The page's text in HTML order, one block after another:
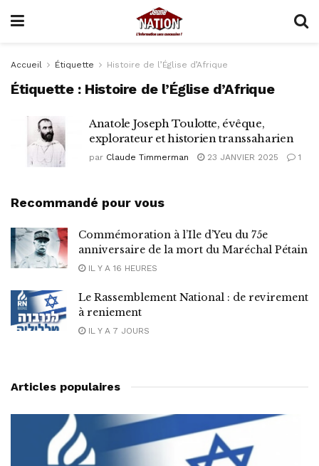
Accueil Étiquette Histoire de l’Église d’Afrique
Étiquette : Histoire de l’Église d’Afrique
Anatole Joseph Toulotte, évêque,
explorateur et historien transsaharien
par Claude Timmerman 23 JANVIER 2025 1
Recommandé pour vous
Commémoration à l’Ile d’Yeu du 75e
anniversaire de la mort du Maréchal Pétain
IL Y A 16 HEURES
Le Rassemblement National : de revirement
à reniement
IL Y A 7 JOURS
Articles populaires